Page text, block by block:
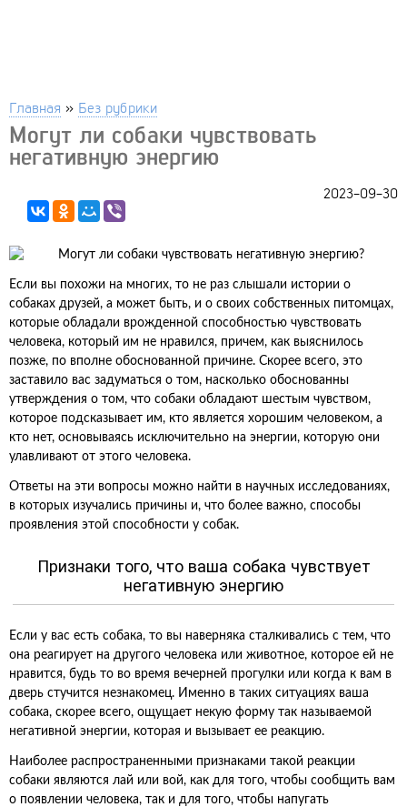
Главная » Без рубрики
Могут ли собаки чувствовать
негативную энергию
2023-09-30
Если вы похожи на многих, то не раз слышали истории о
собаках друзей, а может быть, и о своих собственных питомцах,
которые обладали врожденной способностью чувствовать
человека, который им не нравился, причем, как выяснилось
позже, по вполне обоснованной причине. Скорее всего, это
заставило вас задуматься о том, насколько обоснованны
утверждения о том, что собаки обладают шестым чувством,
которое подсказывает им, кто является хорошим человеком, а
кто нет, основываясь исключительно на энергии, которую они
улавливают от этого человека.
Ответы на эти вопросы можно найти в научных исследованиях,
в которых изучались причины и, что более важно, способы
проявления этой способности у собак.
Признаки того, что ваша собака чувствует
негативную энергию
Если у вас есть собака, то вы наверняка сталкивались с тем, что
она реагирует на другого человека или животное, которое ей не
нравится, будь то во время вечерней прогулки или когда к вам в
дверь стучится незнакомец. Именно в таких ситуациях ваша
собака, скорее всего, ощущает некую форму так называемой
негативной энергии, которая и вызывает ее реакцию.
Наиболее распространенными признаками такой реакции
собаки являются лай или вой, как для того, чтобы сообщить вам
о появлении человека, так и для того, чтобы напугать